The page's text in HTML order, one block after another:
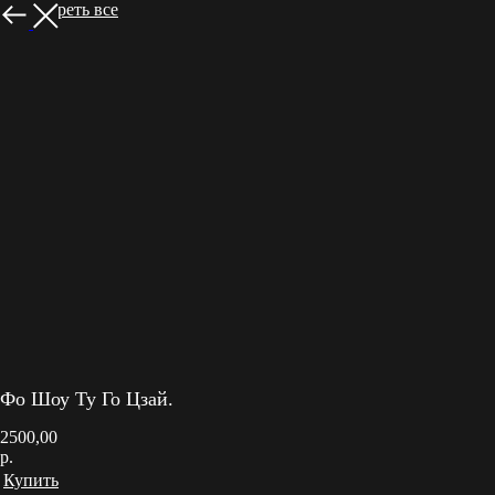
Посмотреть все
Фо Шоу Ту Го Цзай.
2500,00
р.
Купить